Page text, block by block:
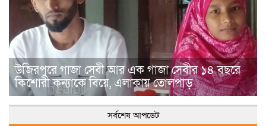
উজিরপুরে গাজা সেবী আর এক গাজা সেবীর ১৪ বছরে
কিশোরী কন্যাকে বিয়ে, এলাকায় তোলপাড়
সর্বশেষ আপডেট